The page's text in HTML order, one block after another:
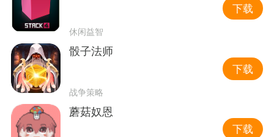
休闲益智
下载
骰子法师
战争策略
下载
蘑菇奴恩
下载